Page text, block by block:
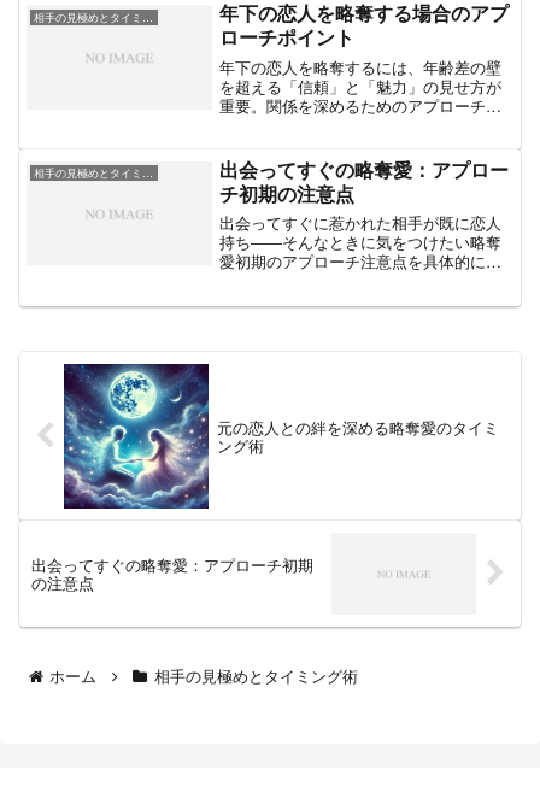
年下の恋人を略奪する場合のアプ
ローチポイント
年下の恋人を略奪するには、年齢差の壁
を超える「信頼」と「魅力」の見せ方が
重要。関係を深めるためのアプローチポ
相手の見極めとタイミング術
出会ってすぐの略奪愛：アプロー
チ初期の注意点
出会ってすぐに惹かれた相手が既に恋人
持ち――そんなときに気をつけたい略奪
愛初期のアプローチ注意点を具体的に解
元の恋人との絆を深める略奪愛のタイミ
ング術
出会ってすぐの略奪愛：アプローチ初期
の注意点
ホーム 相手の見極めとタイミング術